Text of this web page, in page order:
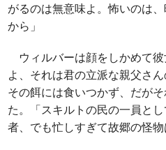
がるのは無意味よ。怖いのは
から」
ウィルバーは顔をしかめて
よ、それは君の立派な親父さ
その餌には食いつかず、だが
た。「スキルトの民の一員と
者、でも忙しすぎて故郷の怪物